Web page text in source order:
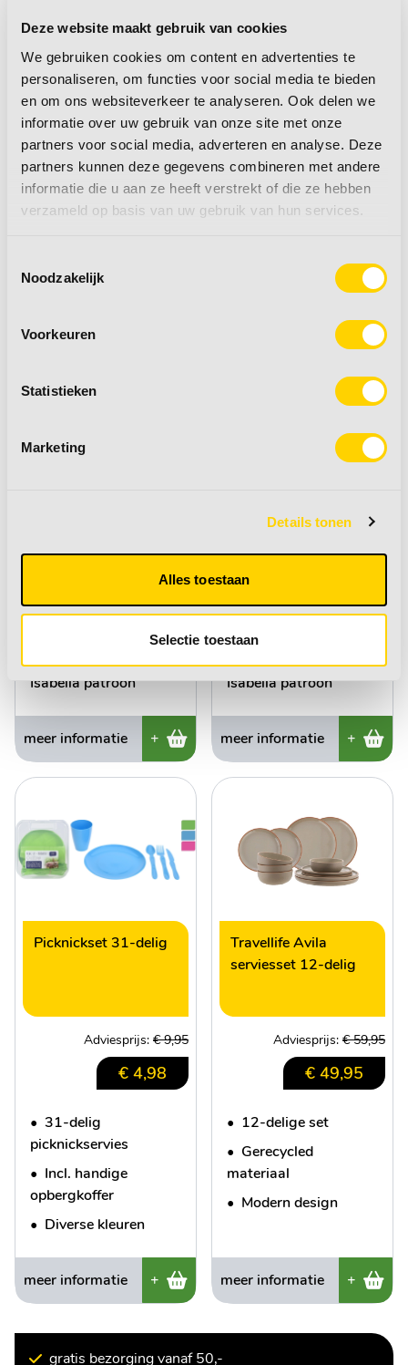
Deze website maakt gebruik van cookies
We gebruiken cookies om content en advertenties te
personaliseren, om functies voor social media te bieden
en om ons websiteverkeer te analyseren. Ook delen we
informatie over uw gebruik van onze site met onze
partners voor social media, adverteren en analyse. Deze
partners kunnen deze gegevens combineren met andere
informatie die u aan ze heeft verstrekt of die ze hebben
verzameld op basis van uw gebruik van hun services.
Noodzakelijk
Voorkeuren
Statistieken
Marketing
Details tonen
Alles toestaan
Selectie toestaan
gratis bezorging vanaf 50,-
voor 15:00 uur besteld, dezelfde werkdag
verzonden
10.000+ producten op voorraad
Isabella serviesset
16-delig serviesset
• Siliconen anti-slip
• Kleur: Wit met
Isabella patroon
meer informatie +
Isabella serviesset
€ 49,50
• 8-delig serviesset
• Siliconen anti-slip
ring
• Kleur: Wit met
Isabella patroon
meer informatie +
Picknickset 31-delig
Adviesprijs: € 9,95
€ 4,98
• 31-delig
picknickservies
• Incl. handige
opbergkoffer
• Diverse kleuren
meer informatie +
Travellife Avila
serviesset 12-delig
Adviesprijs: € 59,95
€ 49,95
• 12-delige set
• Gerecycled
materiaal
• Modern design
meer informatie +
gratis bezorging vanaf 50,-